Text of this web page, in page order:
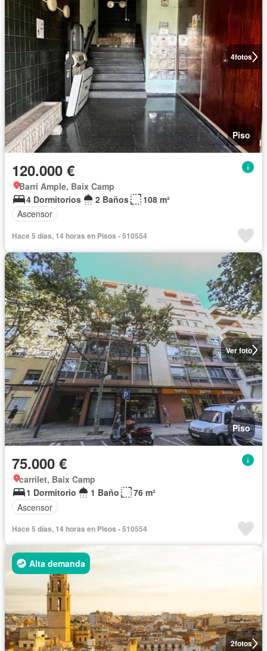
4fotos
Piso
120.000 €
Barri Ample, Baix Camp
4 Dormitorios
2 Baños
108 m²
Ascensor
Hace 5 días, 14 horas en Pisos - 510554
Ver foto
Piso
75.000 €
carrilet, Baix Camp
1 Dormitorio
1 Baño
76 m²
Ascensor
Hace 5 días, 14 horas en Pisos - 510554
2fotos
Alta demanda